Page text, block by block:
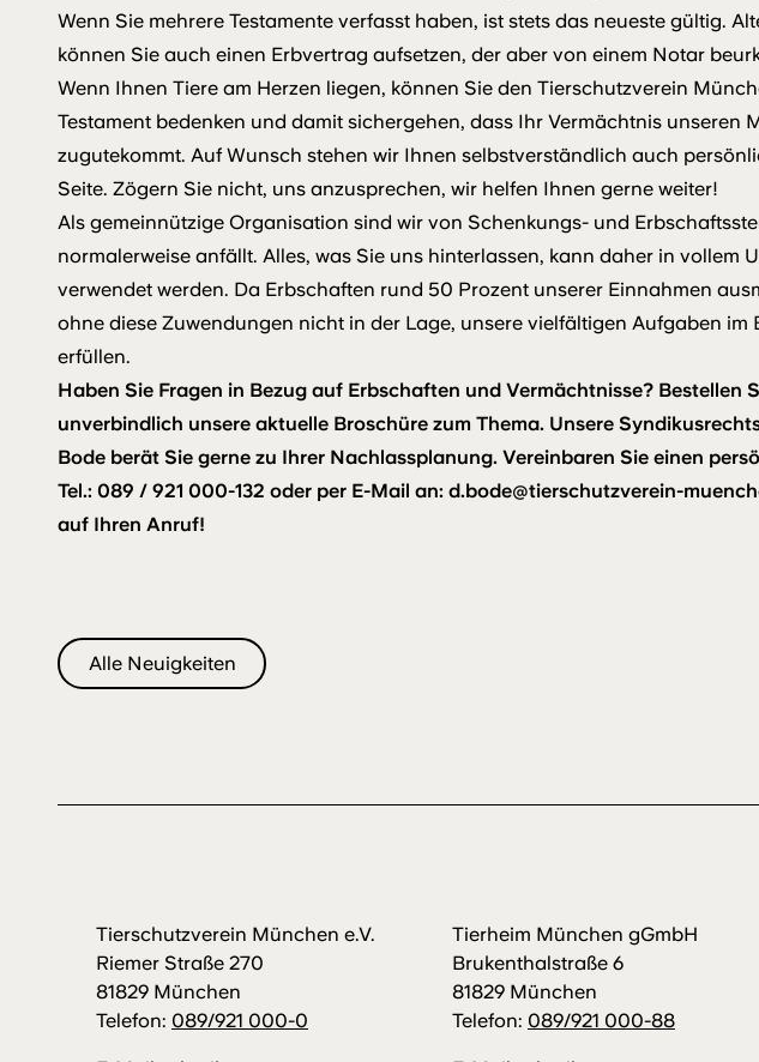
Wenn Sie mehrere Testamente verfasst haben, ist stets das neueste gültig.
können Sie auch einen Erbvertrag aufsetzen, der aber von einem Notar
Wenn Ihnen Tiere am Herzen liegen, können Sie den Tierschutzverein
Testament bedenken und damit sichergehen, dass Ihr Vermächtnis unseren
zugutekommt. Auf Wunsch stehen wir Ihnen selbstverständlich auch
Seite. Zögern Sie nicht, uns anzusprechen, wir helfen Ihnen gerne weiter!
Als gemeinnützige Organisation sind wir von Schenkungs- und
normalerweise anfällt. Alles, was Sie uns hinterlassen, kann daher in vollem
verwendet werden. Da Erbschaften rund 50 Prozent unserer Einnahmen
ohne diese Zuwendungen nicht in der Lage, unsere vielfältigen Aufgaben im
erfüllen.
Haben Sie Fragen in Bezug auf Erbschaften und Vermächtnisse? Bestellen
unverbindlich unsere aktuelle Broschüre zum Thema. Unsere
Bode berät Sie gerne zu Ihrer Nachlassplanung. Vereinbaren Sie einen
Tel.: 089 / 921 000-132 oder per E-Mail an: d.bode@tierschutzverein-
auf Ihren Anruf!
Alle Neuigkeiten
Tierschutzverein München e.V.
Riemer Straße 270
81829 München
Telefon: 089/921 000-0
Tierheim München gGmbH
Brukenthalstraße 6
81829 München
Telefon: 089/921 000-88